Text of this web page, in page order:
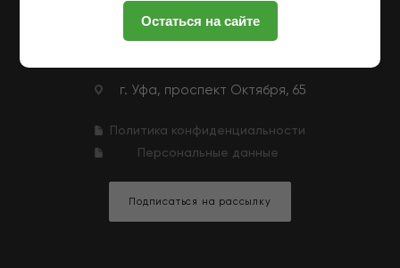
+7 (927) 326-47-25 ЗАКАЗАТЬ ЗВОНОК
г. Уфа, проспект Октября, 65
Политика конфиденциальности
Персональные данные
Подписаться на рассылку
Остаться на сайте